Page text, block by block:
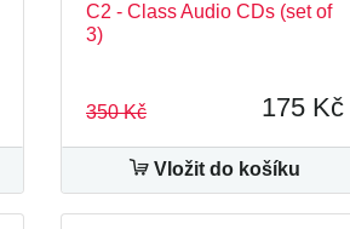
C2 - Class Audio CDs (set of
3)
350 Kč 175 Kč
Vložit do košíku